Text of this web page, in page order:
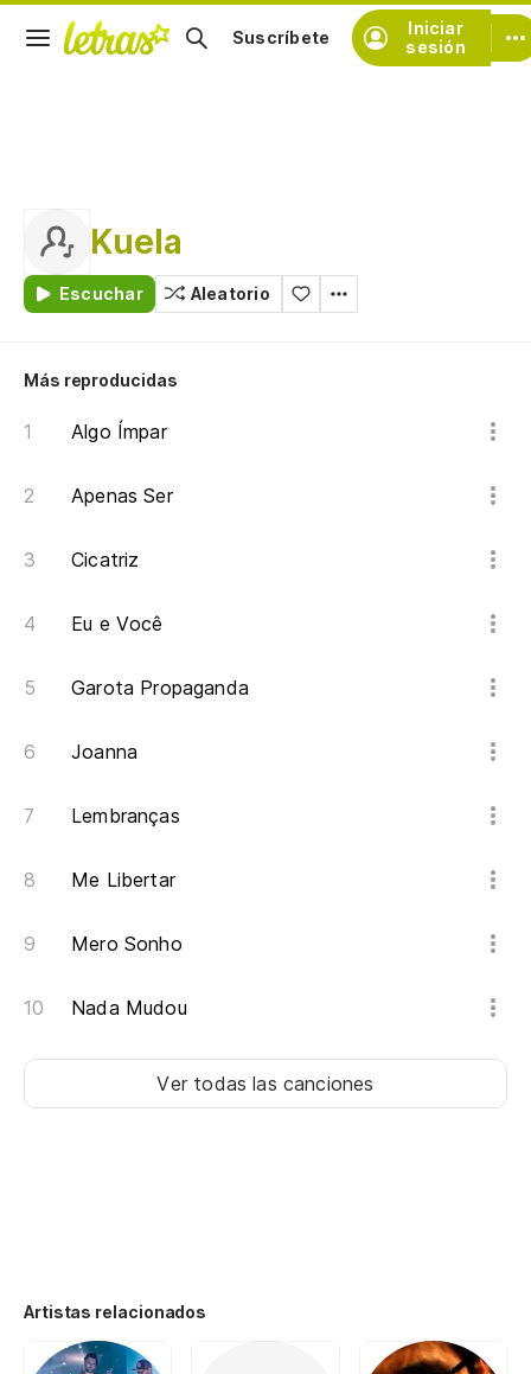
Iniciar
sesión
Suscríbete
Kuela
Escuchar Aleatorio
Más reproducidas
Algo Ímpar
Apenas Ser
Cicatriz
Eu e Você
Garota Propaganda
Joanna
Lembranças
Me Libertar
Mero Sonho
Nada Mudou
Ver todas las canciones
Artistas relacionados